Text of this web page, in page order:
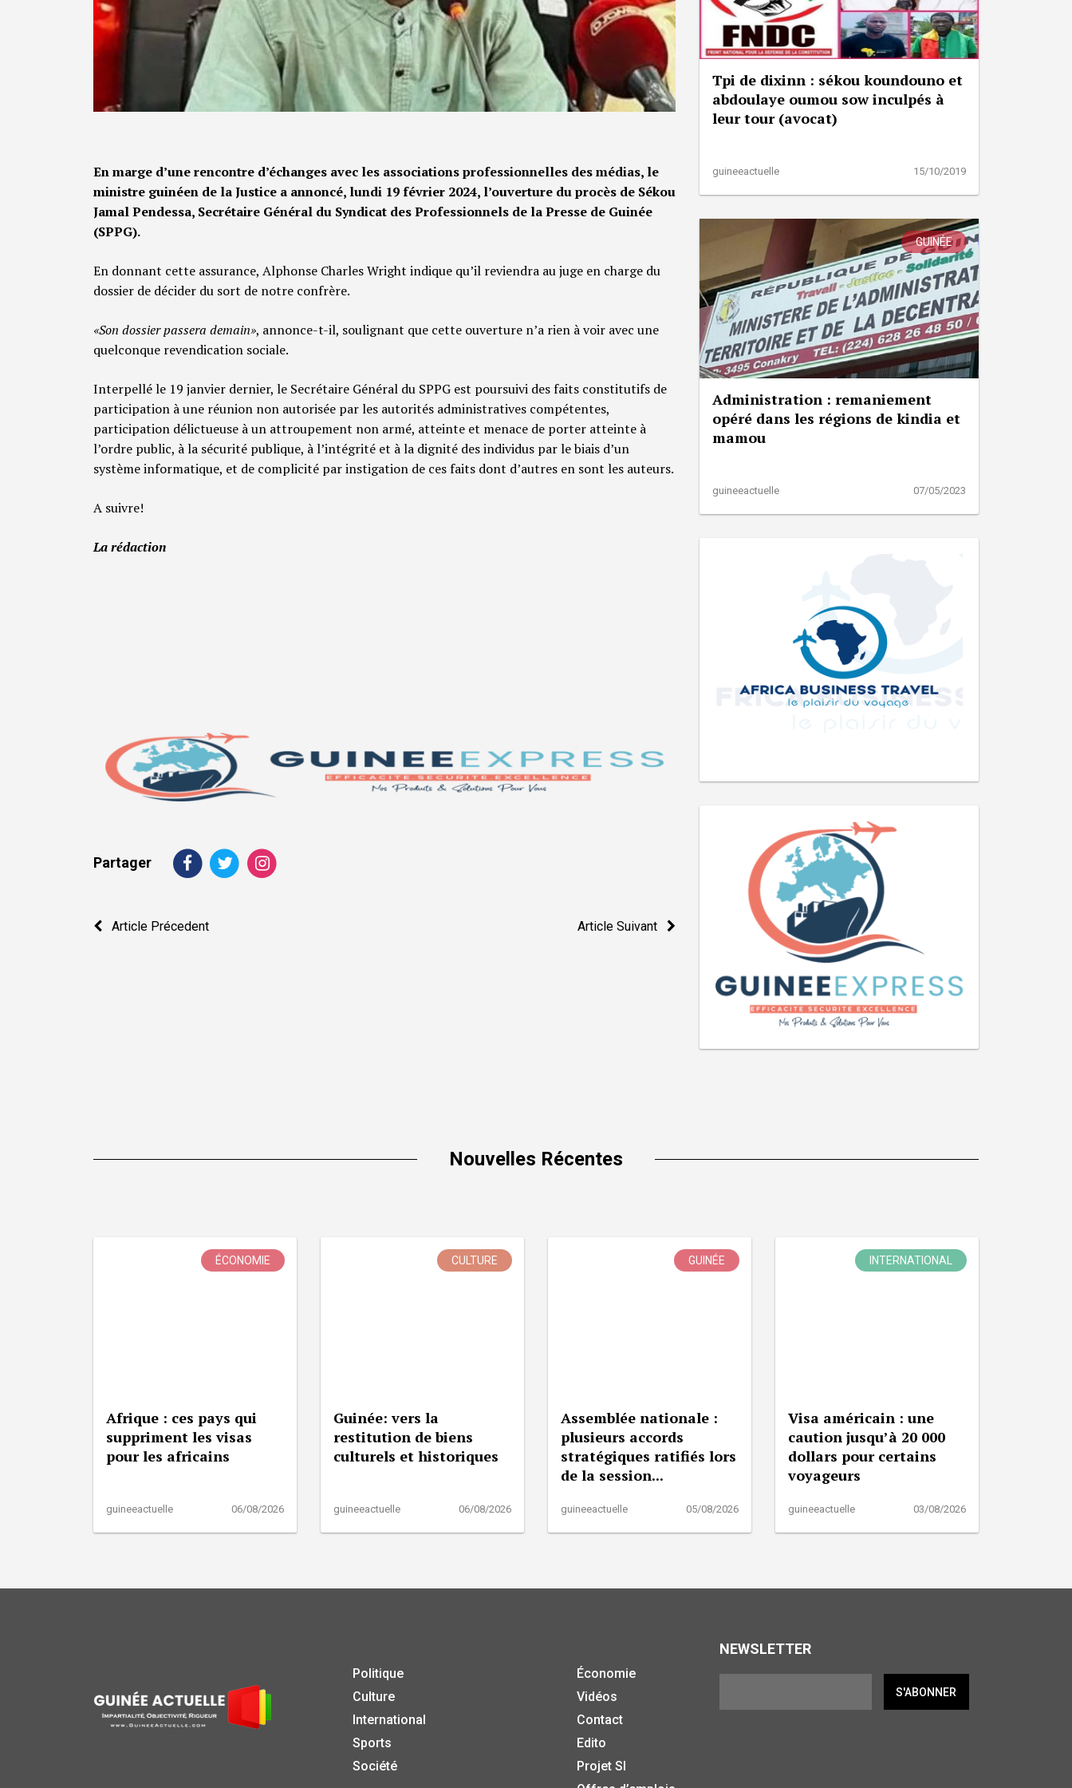
En marge d’une rencontre d’échanges avec les associations professionnelles des médias, le
ministre guinéen de la Justice a annoncé, lundi 19 février 2024, l’ouverture du procès de Sékou
Jamal Pendessa, Secrétaire Général du Syndicat des Professionnels de la Presse de Guinée
(SPPG).
En donnant cette assurance, Alphonse Charles Wright indique qu’il reviendra au juge en charge du
dossier de décider du sort de notre confrère.
«Son dossier passera demain», annonce-t-il, soulignant que cette ouverture n’a rien à voir avec une
quelconque revendication sociale.
Interpellé le 19 janvier dernier, le Secrétaire Général du SPPG est poursuivi des faits constitutifs de
participation à une réunion non autorisée par les autorités administratives compétentes,
participation délictueuse à un attroupement non armé, atteinte et menace de porter atteinte à
l’ordre public, à la sécurité publique, à l’intégrité et à la dignité des individus par le biais d’un
système informatique, et de complicité par instigation de ces faits dont d’autres en sont les auteurs.
A suivre!
La rédaction
Partager
Navigation
Article Précedent Article Suivant
Tpi de dixinn : sékou koundouno et
abdoulaye oumou sow inculpés à
leur tour (avocat)
guineeactuelle 15/10/2019
GUINÉE
Administration : remaniement
opéré dans les régions de kindia et
mamou
guineeactuelle 07/05/2023
Nouvelles Récentes
ÉCONOMIE
Afrique : ces pays qui
suppriment les visas
pour les africains
guineeactuelle 06/08/2026
CULTURE
Guinée: vers la
restitution de biens
culturels et historiques
guineeactuelle 06/08/2026
GUINÉE
Assemblée nationale :
plusieurs accords
stratégiques ratifiés lors
de la session...
guineeactuelle 05/08/2026
INTERNATIONAL
Visa américain : une
caution jusqu’à 20 000
dollars pour certains
voyageurs
guineeactuelle 03/08/2026
Politique
Culture
International
Sports
Société
Économie
Vidéos
Contact
Edito
Projet SI
NEWSLETTER
S'ABONNER